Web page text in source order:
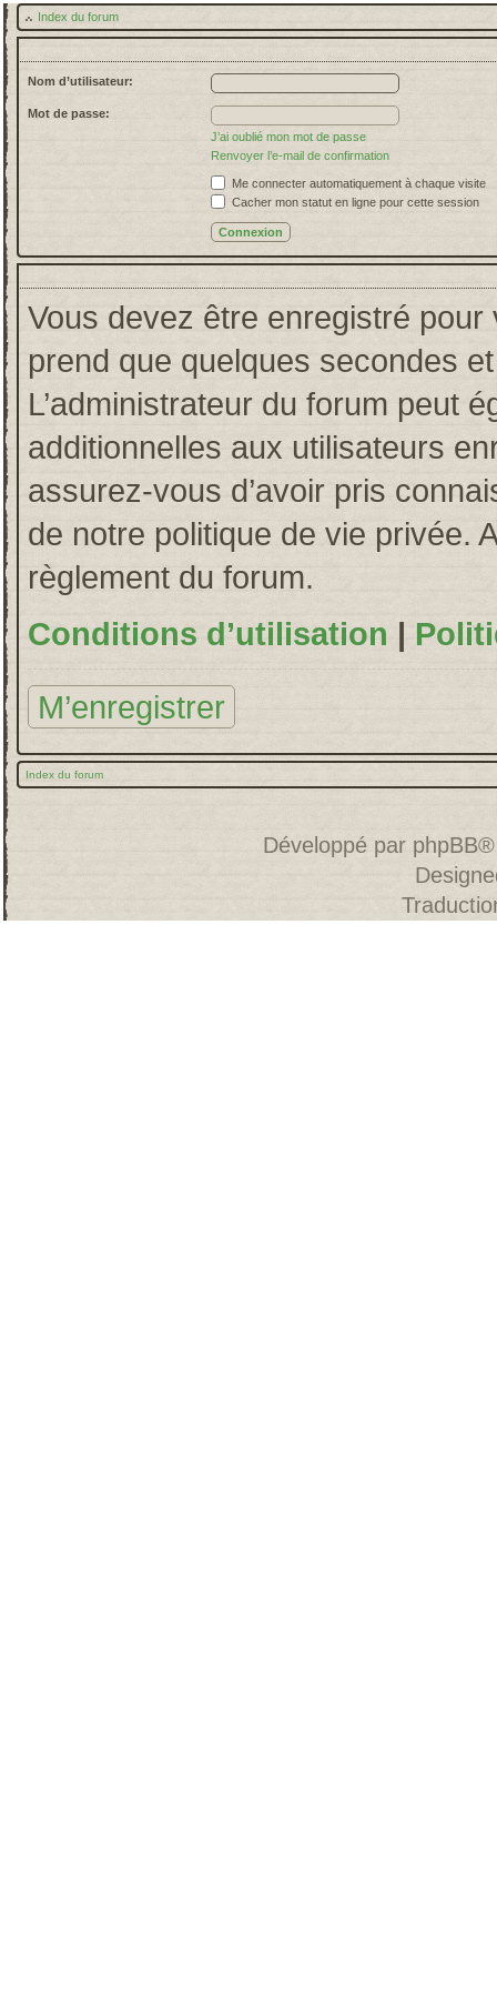
Index du forum
Nom d’utilisateur:
Mot de passe:
J’ai oublié mon mot de passe
Renvoyer l’e-mail de confirmation
Me connecter automatiquement à chaque visite
Cacher mon statut en ligne pour cette session
Vous devez être enregistré pour
prend que quelques secondes
L’administrateur du forum peut
additionnelles aux utilisateurs
assurez-vous d’avoir pris
de notre politique de vie privée.
règlement du forum.
Conditions d’utilisation |
M’enregistrer
Index du forum
Développé par phpBB®